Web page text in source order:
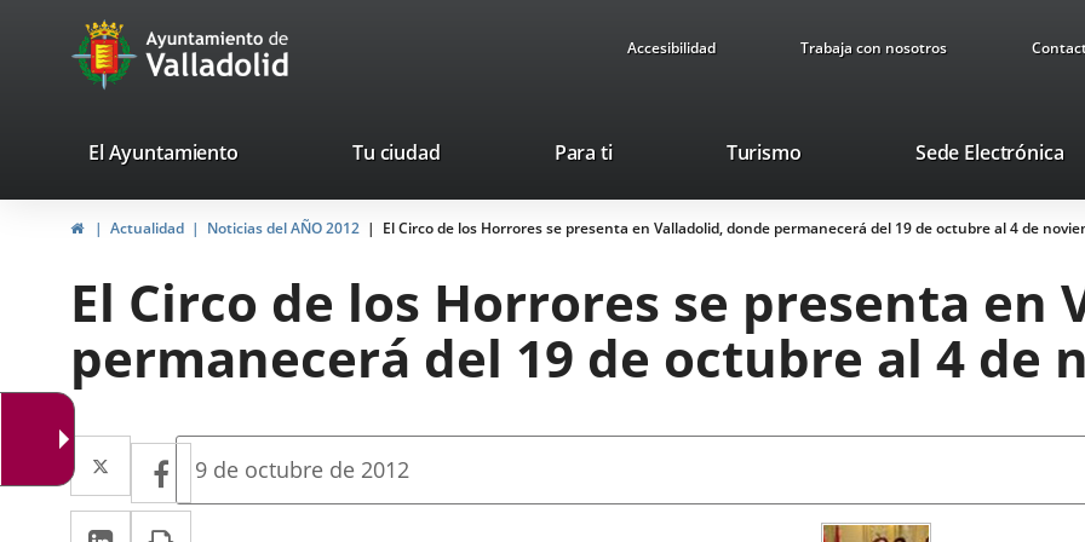
Portal
Web
Ayuntamiento
de
Accesibilidad Trabaja con nosotros
valladolid.es
El Ayuntamiento Tu ciudad Para ti TurismoEste
se
abrirá
ventana
Sede Electrónica
InicioActualidad Noticias del AÑO 2012 El Circo de los Horrores se presenta en Valladolid, donde permanecerá del 19 de octubre al 4 de
El Circo de los Horrores se presenta en
permanecerá del 19 de octubre al 4 de
Twitter
Enlace
a
Facebook
Enlace
a
LinkedIn
Enlace
Fecha
la
9 de octubre de 2012